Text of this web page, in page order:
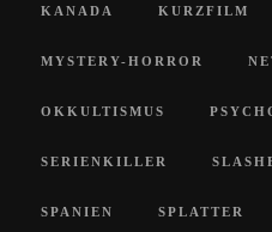
KANADA KURZFILM
MYSTERY-HORROR
OKKULTISMUS
SERIENKILLER
SPANIEN SPLATTER